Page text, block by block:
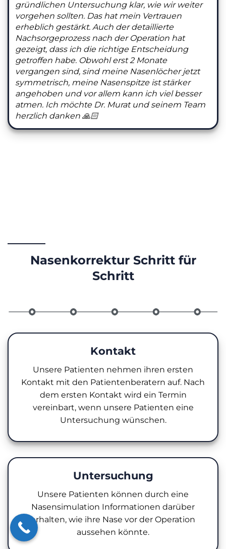
gründlichen Untersuchung klar, wie wir weiter
vorgehen sollten. Das hat mein Vertrauen
erheblich gestärkt. Auch der detaillierte
Nachsorgeprozess nach der Operation hat
gezeigt, dass ich die richtige Entscheidung
getroffen habe. Obwohl erst 2 Monate
vergangen sind, sind meine Nasenlöcher jetzt
symmetrisch, meine Nasenspitze ist stärker
angehoben und vor allem kann ich viel besser
atmen. Ich möchte Dr. Murat und seinem Team
herzlich danken 🙏🏻
Nasenkorrektur Schritt für
Schritt
Kontakt
Unsere Patienten nehmen ihren ersten
Kontakt mit den Patientenberatern auf. Nach
dem ersten Kontakt wird ein Termin
vereinbart, wenn unsere Patienten eine
Untersuchung wünschen.
Untersuchung
Unsere Patienten können durch eine
Nasensimulation Informationen darüber
erhalten, wie ihre Nase vor der Operation
aussehen könnte.